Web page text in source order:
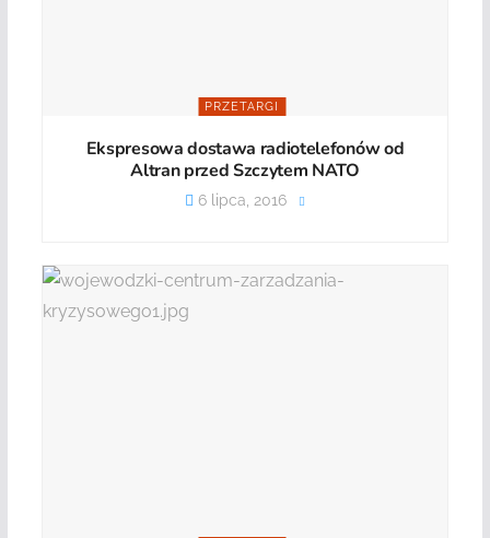
PRZETARGI
Ekspresowa dostawa radiotelefonów od
Altran przed Szczytem NATO
6 lipca, 2016